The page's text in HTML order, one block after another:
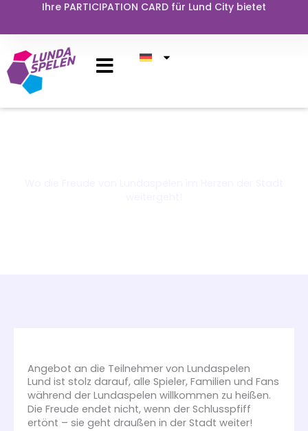
springen
Ihre PARTICIPATION CARD für Lund City bietet
Angebot an die Teilnehmer von Lundaspelen
Lund ist stolz darauf, alle Spieler, Familien und Fans
während der Lundaspelen willkommen zu heißen.
Die Freude endet nicht, wenn der Schlusspfiff
ertönt – sie geht draußen in der Stadt weiter!